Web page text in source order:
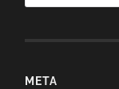
META